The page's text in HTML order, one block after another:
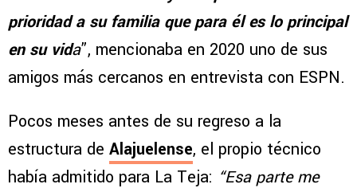
prioridad a su familia que para él es lo principal
en su vida”, mencionaba en 2020 uno de sus
amigos más cercanos en entrevista con ESPN.
Pocos meses antes de su regreso a la
estructura de Alajuelense, el propio técnico
había admitido para La Teja: “Esa parte me